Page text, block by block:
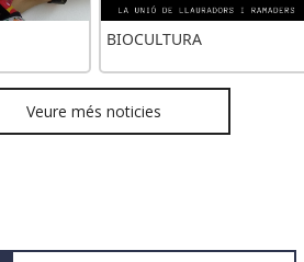
BIOCULTURA
Veure més noticies